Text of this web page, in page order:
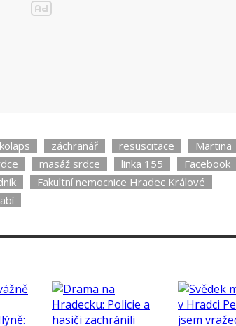
„Do Indie a Afriky už
zemí světa
kolaps záchranář resuscitace
Martina
masáž srdce linka 155
Facebook
Fakultní nemocnice Hradec Králové